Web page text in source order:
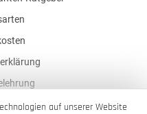
auf unserer Website